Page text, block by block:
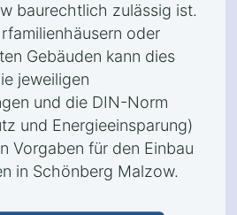
baurechtlich zulässig ist.
oder
Gebäuden kann dies
jeweiligen
und die DIN-Norm
und Energieeinsparung)
Vorgaben für den Einbau
in Schönberg Malzow.